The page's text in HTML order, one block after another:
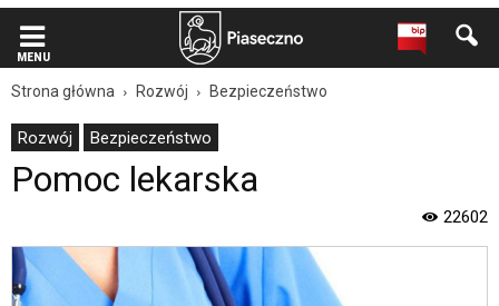
Miasta
Gminy
Piaseczno".
jest
wyposażona
pozwalające
szybko
przechodzić
MENU
Strona główna Rozwój Bezpieczeństwo
Rozwój Bezpieczeństwo
Pomoc lekarska
22602